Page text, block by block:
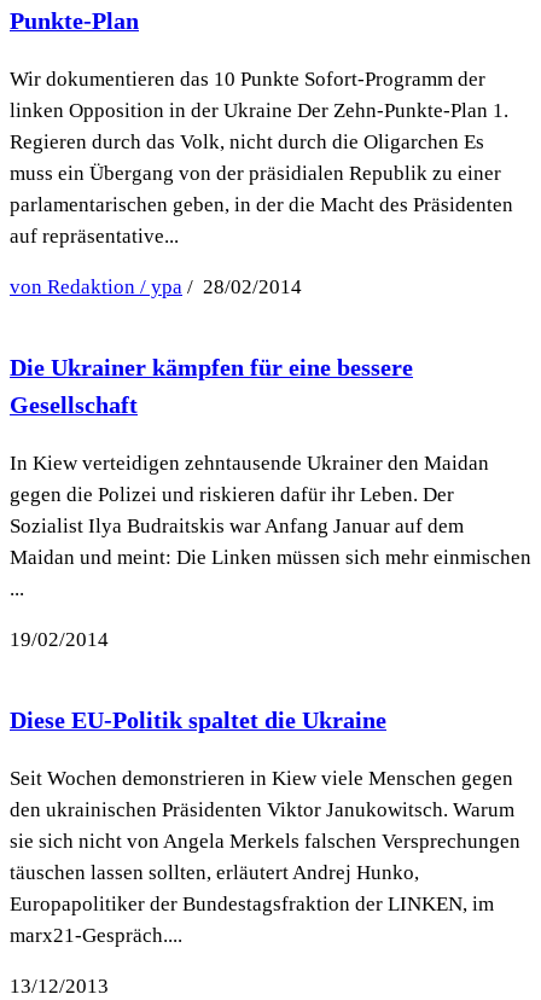
Punkte-Plan
Wir dokumentieren das 10 Punkte Sofort-Programm der
linken Opposition in der Ukraine Der Zehn-Punkte-Plan 1.
Regieren durch das Volk, nicht durch die Oligarchen Es
muss ein Übergang von der präsidialen Republik zu einer
parlamentarischen geben, in der die Macht des Präsidenten
auf repräsentative...
von Redaktion / ypa / 28/02/2014
Die Ukrainer kämpfen für eine bessere
Gesellschaft
In Kiew verteidigen zehntausende Ukrainer den Maidan
gegen die Polizei und riskieren dafür ihr Leben. Der
Sozialist Ilya Budraitskis war Anfang Januar auf dem
Maidan und meint: Die Linken müssen sich mehr einmischen
...
19/02/2014
Diese EU-Politik spaltet die Ukraine
Seit Wochen demonstrieren in Kiew viele Menschen gegen
den ukrainischen Präsidenten Viktor Janukowitsch. Warum
sie sich nicht von Angela Merkels falschen Versprechungen
täuschen lassen sollten, erläutert Andrej Hunko,
Europapolitiker der Bundestagsfraktion der LINKEN, im
marx21-Gespräch....
13/12/2013